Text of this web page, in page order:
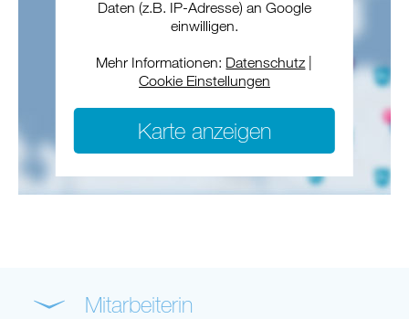
Daten (z.B. IP-Adresse) an Google
einwilligen.
Mehr Informationen: Datenschutz
Cookie Einstellungen
Karte anzeigen
Mitarbeiterin